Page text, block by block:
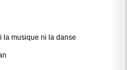
la musique ni la danse